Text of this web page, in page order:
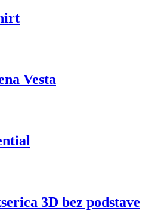
Vesta
39,00 €
€
3D bez podstave